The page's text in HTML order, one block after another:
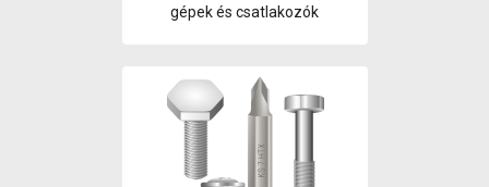
gépek és csatlakozók